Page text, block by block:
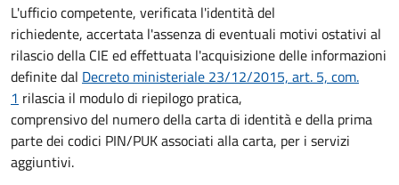
L'ufficio competente, verificata l'identità del
richiedente, accertata l'assenza di eventuali motivi ostativi al
rilascio della CIE ed effettuata l'acquisizione delle informazioni
definite dal Decreto ministeriale 23/12/2015, art. 5, com.
1 rilascia il modulo di riepilogo pratica,
comprensivo del numero della carta di identità e della prima
parte dei codici PIN/PUK associati alla carta, per i servizi
aggiuntivi.